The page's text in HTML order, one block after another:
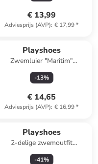
€ 13,99
Adviesprijs (AVP): € 17,99*
Playshoes
Zwemluier "Maritim"
wit/donkerblauw
-13%
€ 14,65
Adviesprijs (AVP): € 16,99*
Playshoes
2-delige zwemoutfit
"Surfbrett Palmen" mintgroen
-41%